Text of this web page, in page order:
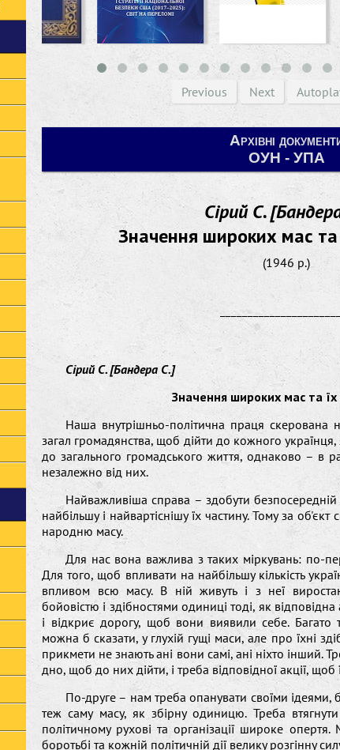
Previous Next
Архівні
ОУН - УПА
Сірий С.
Значення широких мас
(1946 р.)
Сірий С. [Бандера С.]
Значення широких мас та
Наша внутрішньо-політична праця скерована
загал громадянства, щоб дійти до кожного
до загального громадського життя, однаково – в
незалежно від них.
Найважливіша справа – здобути
найбільшу і найвартіснішу їх частину. Тому за
народню масу.
Для нас вона важлива з таких міркувань: по-
Для того, щоб впливати на найбільшу кількість
впливом всю масу. В ній живуть і з неї
бойовістю і здібностями одиниці тоді, як відповідна
і відкриє дорогу, щоб вони виявили себе.
можна б сказати, у глухій гущі маси, але про їхні
прикмети не знають ані вони самі, ані ніхто інший.
дно, щоб до них дійти, і треба відповідної акції, щоб
По-друге – нам треба опанувати своїми ідеями,
теж саму масу, як збірну одиницю. Треба
політичному рухові та організації широке
боротьбі та кожній політичній дії велику розгінну